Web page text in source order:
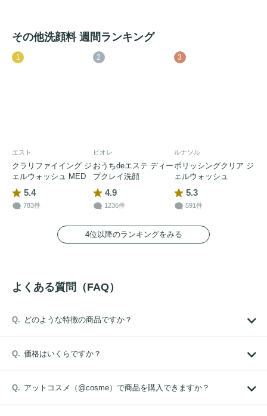
その他洗顔料 週間ランキング
1
エスト
クラリファイイング ジ
ェルウォッシュ MED
5.4
783件
2
ビオレ
おうちdeエステ ディー
プクレイ洗顔
4.9
1236件
3
ルナソル
ポリッシングクリア ジ
ェルウォッシュ
5.3
591件
4位以降のランキングをみる
よくある質問（FAQ）
どのような特徴の商品ですか？
価格はいくらですか？
アットコスメ（@cosme）で商品を購入できますか？